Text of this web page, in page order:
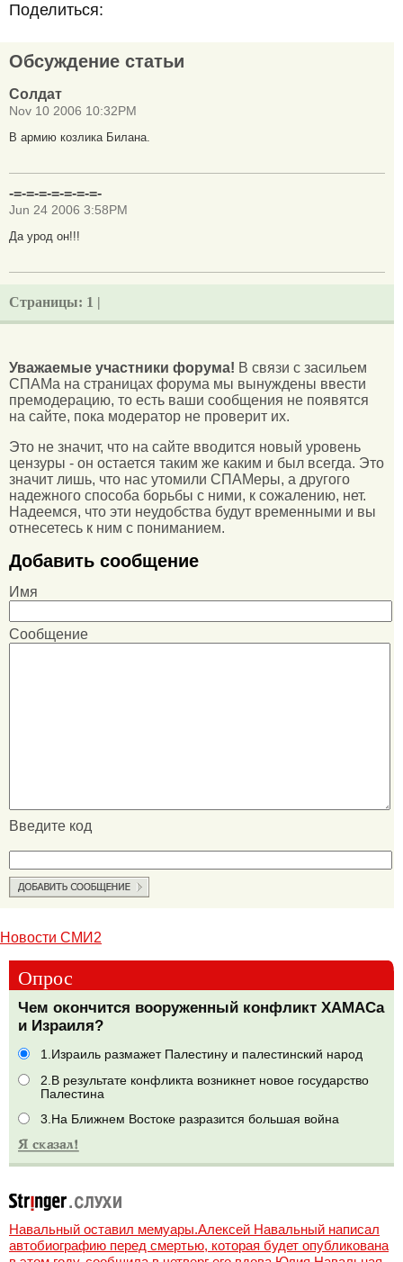
Поделиться:
Обсуждение статьи
Солдат
Nov 10 2006 10:32PM
В армию козлика Билана.
-=-=-=-=-=-=-=-
Jun 24 2006 3:58PM
Да урод он!!!
Страницы: 1 |
Уважаемые участники форума! В связи с засильем
СПАМа на страницах форума мы вынуждены ввести
премодерацию, то есть ваши сообщения не появятся
на сайте, пока модератор не проверит их.
Это не значит, что на сайте вводится новый уровень
цензуры - он остается таким же каким и был всегда. Это
значит лишь, что нас утомили СПАМеры, а другого
надежного способа борьбы с ними, к сожалению, нет.
Надеемся, что эти неудобства будут временными и вы
отнесетесь к ним с пониманием.
Добавить сообщение
Имя
Сообщение
Введите код
Новости СМИ2
Опрос
Чем окончится вооруженный конфликт ХАМАСа
и Израиля?
1.Израиль размажет Палестину и палестинский народ
2.В результате конфликта возникнет новое государство
Палестина
3.На Ближнем Востоке разразится большая война
Навальный оставил мемуары.Алексей Навальный написал
автобиографию перед смертью, которая будет опубликована